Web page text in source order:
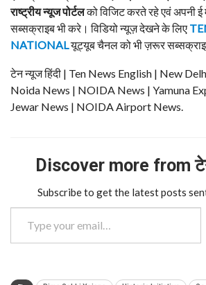
राष्ट्रीय न्यूज पोर्टलको विजिट करते रहे एवं अपनी
सब्सक्राइब भी करे। विडियो न्यूज़ देखने के लिए
NATIONALयूट्यूब चैनल को भी ज़रूर
टेन न्यूज हिंदी | Ten News English | New
Noida News | NOIDA News | Yamuna
Jewar News | NOIDA Airport News.
Discover more from
Subscribe to get the latest posts
Type your email…